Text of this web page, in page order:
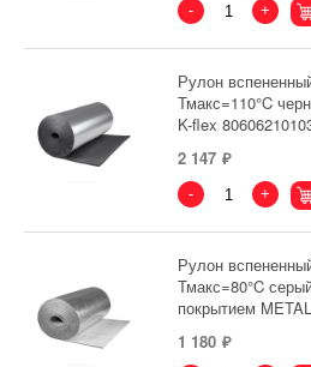
- +
Рулон
Тмакс=110°C
K-flex
2 147
- +
Рулон
Тмакс=80°C
покрытием
1 180